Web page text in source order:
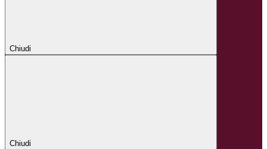
Chiudi
Chiudi